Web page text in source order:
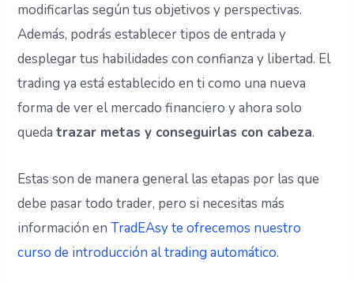
modificarlas según tus objetivos y perspectivas.
Además, podrás establecer tipos de entrada y
desplegar tus habilidades con confianza y libertad. El
trading ya está establecido en ti como una nueva
forma de ver el mercado financiero y ahora solo
quedatrazar metas y conseguirlas con cabeza.
Estas son de manera general las etapas por las que
debe pasar todo trader, pero si necesitas más
información enTradEAsy te ofrecemos nuestro
curso de introducción al trading automático.